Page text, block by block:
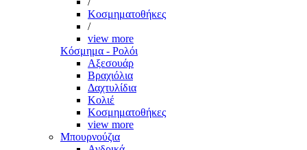
Κοσμηματοθήκες
/
view more
Κόσμημα - Ρολόι
Αξεσουάρ
Βραχιόλια
Δαχτυλίδια
Κολιέ
Κοσμηματοθήκες
view more
Μπουρνούζια